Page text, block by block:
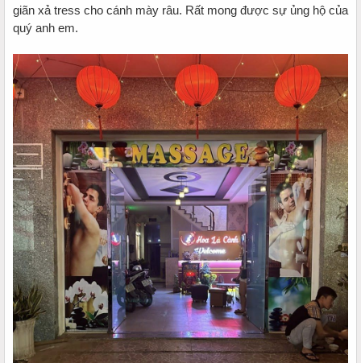
giãn xả tress cho cánh mày râu. Rất mong được sự ủng hộ của
quý anh em.